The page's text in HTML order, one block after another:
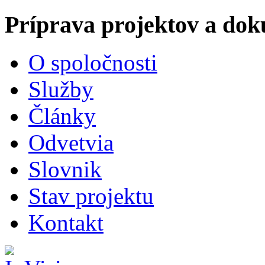
Príprava projektov a
O spoločnosti
Služby
Články
Odvetvia
Slovnik
Stav projektu
Kontakt